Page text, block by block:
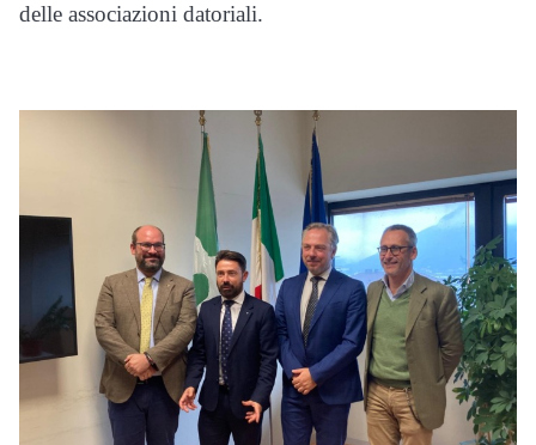
delle associazioni datoriali.